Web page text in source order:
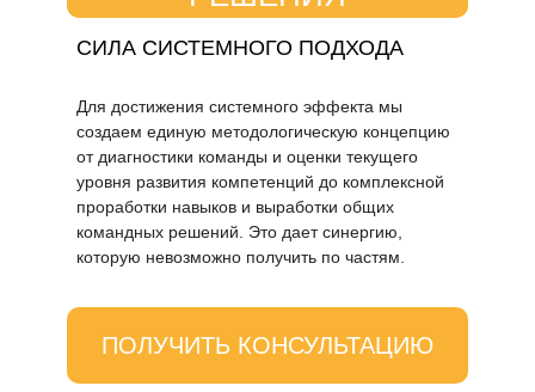
СИЛА СИСТЕМНОГО ПОДХОДА
Для достижения системного эффекта мы
создаем единую методологическую концепцию
от диагностики команды и оценки текущего
уровня развития компетенций до комплексной
проработки навыков и выработки общих
командных решений. Это дает синергию,
которую невозможно получить по частям.
ПОЛУЧИТЬ КОНСУЛЬТАЦИЮ